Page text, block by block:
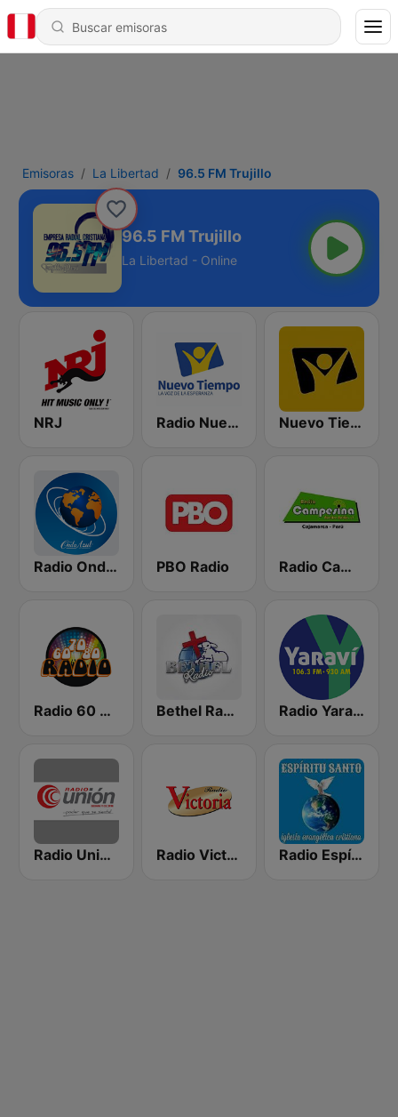
Emisoras La Libertad 96.5 FM Trujillo
96.5 FM Trujillo
La Libertad - Online
NRJ Radio Nuevo Tiempo FM Nuevo Tiempo Juliaca 780 AM
Radio Onda Azul PBO Radio Radio Campesina
Radio 60 70 80 Bethel Radio Radio Yaravi Arequipa
Radio Unión 880 AM Radio Victoria Radio Espíritu Santo